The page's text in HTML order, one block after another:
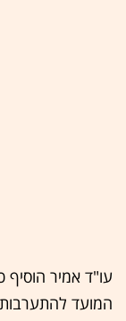
עו"ד אמיר
המועד